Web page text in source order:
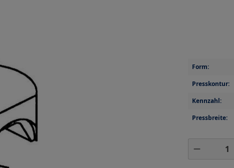
Form:
Presskontur:
Kennzahl:
Pressbreite: